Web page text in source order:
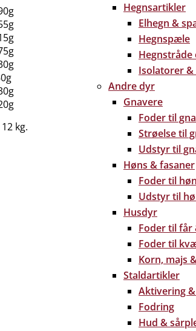
Hegnsartikler
Elhegn &
Hegnspæle
Hegnstråde
Isolatorer
Andre dyr
Gnavere
Foder til
Strøelse til
Udstyr til
Høns & fasaner
Foder til
Udstyr til
Husdyr
Foder til får
Foder til
Korn, majs
Staldartikler
Aktivering
Fodring
Hud &
kg.